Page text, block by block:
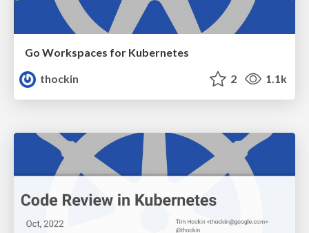
Go Workspaces for Kubernetes
thockin
2 1.1k